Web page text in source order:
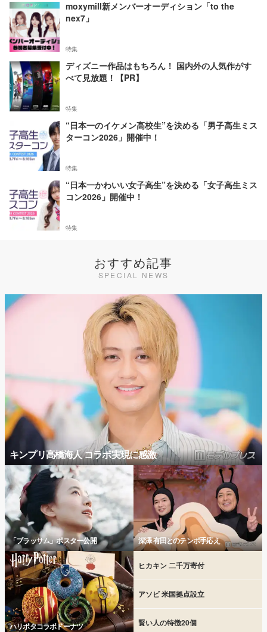
moxymill新メンバーオーディション「to the
nex7」
特集
ディズニー作品はもちろん！ 国内外の人気作がす
べて見放題！【PR】
特集
“日本一のイケメン高校生”を決める「男子高生ミス
ターコン2026」開催中！
特集
“日本一かわいい女子高生”を決める「女子高生ミス
コン2026」開催中！
特集
おすすめ記事
SPECIAL NEWS
キンプリ高橋海人 コラボ実現に感激
「ブラッサム」ポスター公開 深澤 有田とのテンポ手応え
ハリポタコラボドーナツ
ヒカキン 二千万寄付
アソビ 米国拠点設立
賢い人の特徴20個